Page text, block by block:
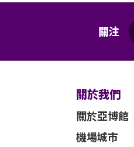
關注
關於我們
關於亞博館
機場城市